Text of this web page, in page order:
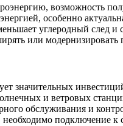
возможность
особенно
углеродный след и
или модернизировать
значительных
и ветровых
обслуживания и
подключение к